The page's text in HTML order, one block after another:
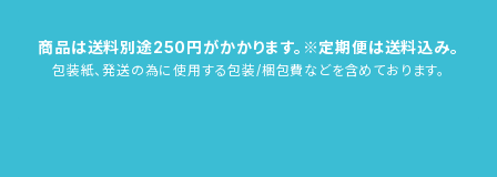
商品は送料別途250円がかかります。※定期便は送料込み。
包装紙、発送の為に使用する包装/梱包費などを含めております。